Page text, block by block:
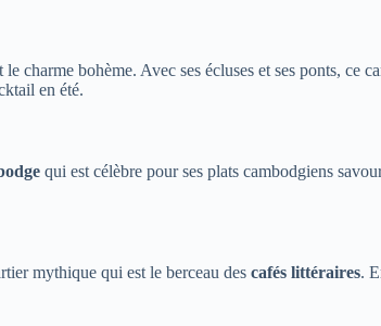
charme bohème. Avec ses écluses et ses ponts, ce
en été.
qui est célèbre pour ses plats cambodgiens
mythique qui est le berceau des cafés littéraires.